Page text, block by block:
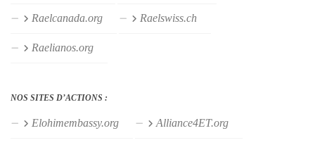
Raelcanada.org Raelswiss.ch
Raelianos.org
NOS SITES D’ACTIONS :
Elohimembassy.org Alliance4ET.org